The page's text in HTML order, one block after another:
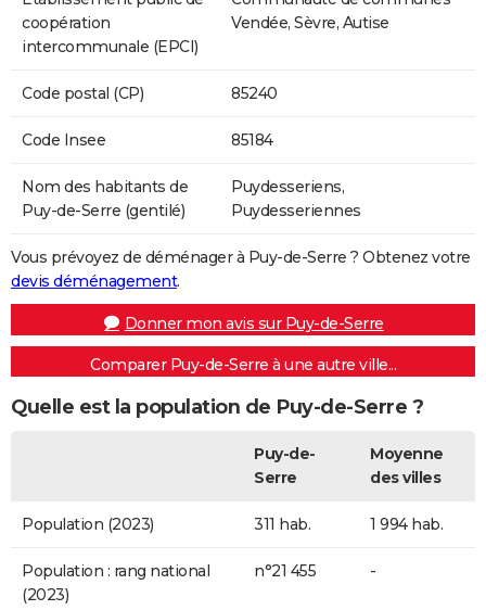
coopération
intercommunale (EPCI)
Vendée, Sèvre, Autise
Code postal (CP) 85240
Code Insee 85184
Nom des habitants de
Puy-de-Serre (gentilé)
Puydesseriens,
Puydesseriennes
Vous prévoyez de déménager à Puy-de-Serre ? Obtenez votre
devis déménagement.
Donner mon avis sur Puy-de-Serre
Comparer Puy-de-Serre à une autre ville...
Quelle est la population de Puy-de-Serre ?
Puy-de-
Serre
Moyenne
des villes
Population (2023) 311 hab. 1 994 hab.
Population : rang national
(2023)
n°21 455 -